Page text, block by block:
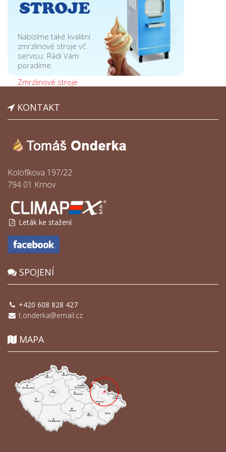
Nabízíme také kvalitní
zmrzlinové stroje vč.
servisu. Rádi Vám
poradíme.
Zmrzlinové stroje
KONTAKT
Kolofíkova 197/22
794 01 Krnov
Leták ke stažení
SPOJENÍ
+420 608 828 427
t.onderka@email.cz
MAPA